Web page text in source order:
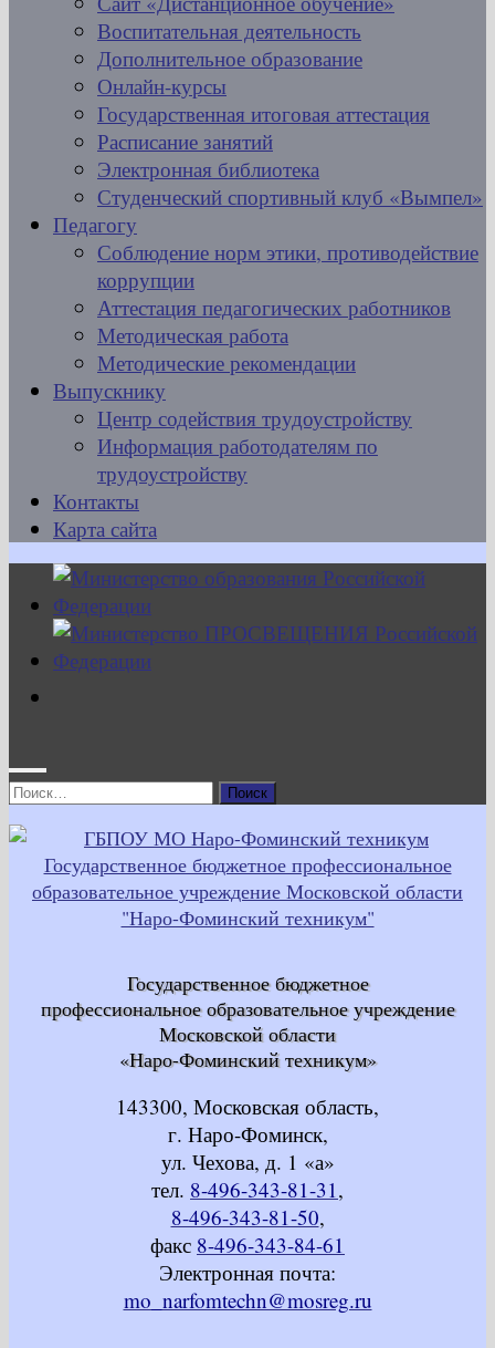
Воспитательная деятельность
Дополнительное образование
Онлайн-курсы
Государственная итоговая аттестация
Расписание занятий
Электронная библиотека
Студенческий спортивный клуб «Вымпел»
Педагогу
Соблюдение норм этики, противодействие
коррупции
Аттестация педагогических работников
Методическая работа
Методические рекомендации
Выпускнику
Центр содействия трудоустройству
Информация работодателям по
трудоустройству
Контакты
Карта сайта
Найти:
Государственное бюджетное
профессиональное образовательное учреждение
Московской области
«Наро-Фоминский техникум»
143300, Московская область,
г. Наро-Фоминск,
ул. Чехова, д. 1 «а»
тел. 8-496-343-81-31,
8-496-343-81-50,
факс 8-496-343-84-61
Электронная почта:
mo_narfomtechn@mosreg.ru